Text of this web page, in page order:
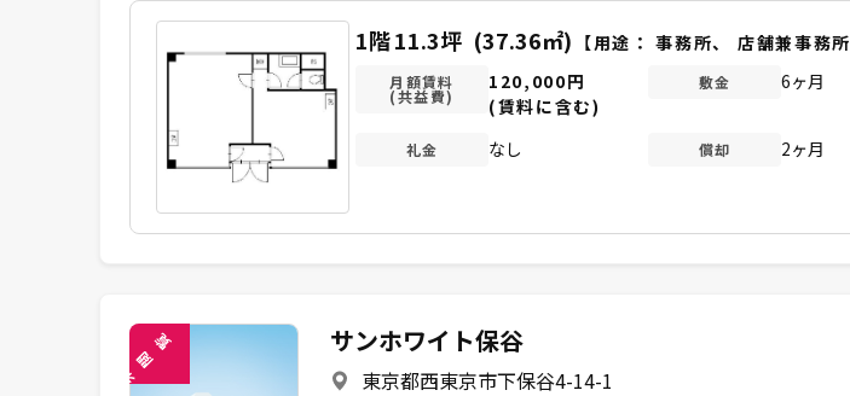
1階11.3坪 (37.36㎡) 【用途：事務所、 店舗兼事務所
月額賃料
(共益費)
120,000円
(賃料に含む)
敷金 6ヶ月
礼金 なし 償却 2ヶ月
未
閲
覧 サンホワイト保谷
東京都西東京市下保谷4-14-1